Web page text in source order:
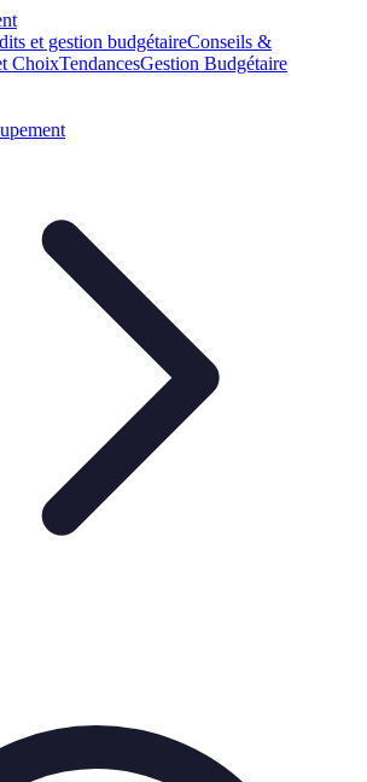
et gestion budgétaireConseils &
ChoixTendancesGestion Budgétaire